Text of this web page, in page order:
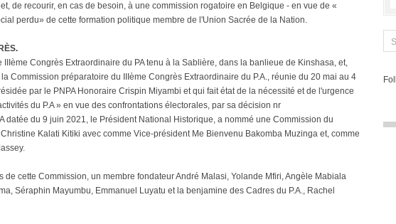
de recourir, en cas de besoin, à une commission rogatoire en Belgique - en vue de «
perdu» de cette formation politique membre de l'Union Sacrée de la Nation.
IIIème Congrès Extraordinaire du PA tenu à la Sablière, dans la banlieue de Kinshasa, et,
Commission préparatoire du IIIème Congrès Extraordinaire du P.A., réunie du 20 mai au 4
par le PNPA Honoraire Crispin Miyambi et qui fait état de la nécessité et de l'urgence
du P.A » en vue des confrontations électorales, par sa décision nr
datée du 9 juin 2021, le Président National Historique, a nommé une Commission du
Kalati Kitiki avec comme Vice-président Me Bienvenu Bakomba Muzinga et, comme
de cette Commission, un membre fondateur André Malasi, Yolande Mfiri, Angèle Mabiala
Séraphin Mayumbu, Emmanuel Luyatu et la benjamine des Cadres du P.A., Rachel